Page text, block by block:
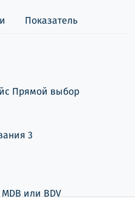
Показатель
Прямой выбор
3
или BDV